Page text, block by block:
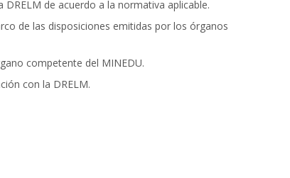
de acuerdo a la normativa aplicable.
de las disposiciones emitidas por los órganos
competente del MINEDU.
con la DRELM.